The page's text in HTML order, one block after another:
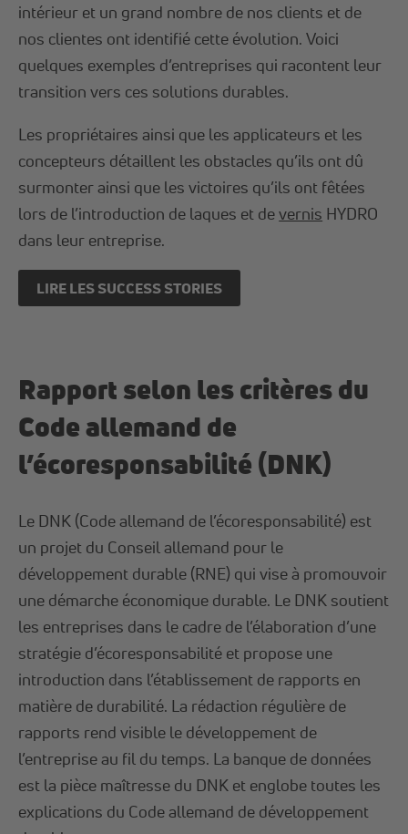
intérieur et un grand nombre de nos clients et de
nos clientes ont identifié cette évolution. Voici
quelques exemples d’entreprises qui racontent leur
transition vers ces solutions durables.
Les propriétaires ainsi que les applicateurs et les
concepteurs détaillent les obstacles qu’ils ont dû
surmonter ainsi que les victoires qu’ils ont fêtées
lors de l’introduction de laques et devernis HYDRO
dans leur entreprise.
LIRE LES SUCCESS STORIES
Rapport selon les critères du
Code allemand de
l’écoresponsabilité (DNK)
Le DNK (Code allemand de l’écoresponsabilité) est
un projet du Conseil allemand pour le
développement durable (RNE) qui vise à promouvoir
une démarche économique durable. Le DNK soutient
les entreprises dans le cadre de l’élaboration d’une
stratégie d’écoresponsabilité et propose une
introduction dans l’établissement de rapports en
matière de durabilité. La rédaction régulière de
rapports rend visible le développement de
l’entreprise au fil du temps. La banque de données
est la pièce maîtresse du DNK et englobe toutes les
explications du Code allemand de développement